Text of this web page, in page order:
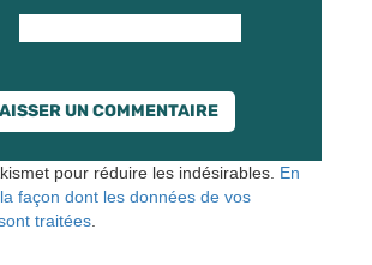
pour réduire les indésirables. En
façon dont les données de vos
traitées